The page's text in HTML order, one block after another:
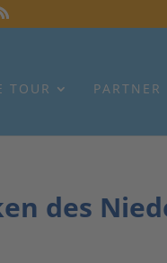
TOUR PARTNER
des